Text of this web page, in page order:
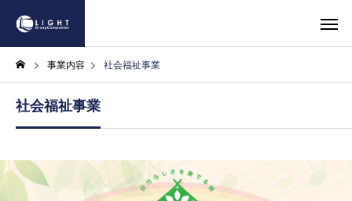
事業内容 社会福祉事業
社会福祉事業